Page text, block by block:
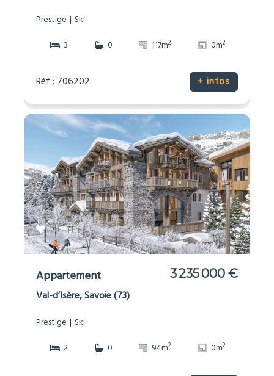
Prestige
Ski
3
0 117m2 0m2
Réf : 706202 + infos
Appartement 3 235 000 €
Val-d’Isère, Savoie (73)
Prestige
Ski
2
0 94m2 0m2